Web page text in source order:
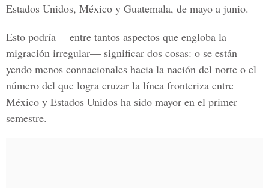
Estados Unidos, México y Guatemala, de mayo a junio.
Esto podría —entre tantos aspectos que engloba la
migración irregular— significar dos cosas: o se están
yendo menos connacionales hacia la nación del norte o el
número del que logra cruzar la línea fronteriza entre
México y Estados Unidos ha sido mayor en el primer
semestre.